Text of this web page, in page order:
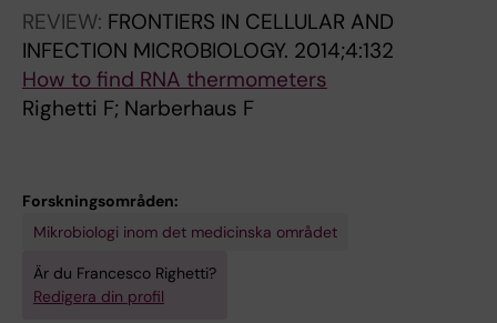
AM; Mac Aogain M; Roizman D; Richard J-A;
Rogers TR; Toyofuku M; Luo D; Loh E; Wohland
T; Czarny B; Horvat JC; Hansbro PM; Yang L; Li
L; Normark S; Henriques-Normark B;
REVIEW: FRONTIERS IN CELLULAR AND
INFECTION MICROBIOLOGY. 2014;4:132
How to find RNA thermometers
Righetti F; Narberhaus F
Forskningsområden:
Mikrobiologi inom det medicinska området
Är du Francesco Righetti?
Redigera din profil